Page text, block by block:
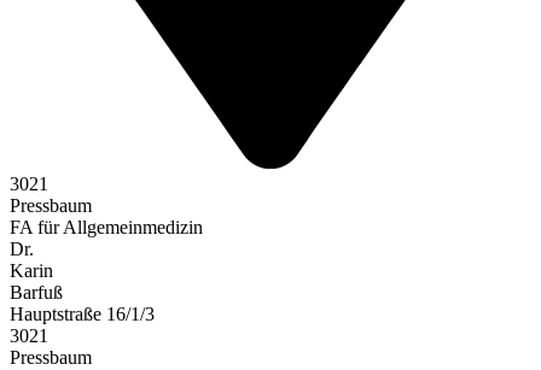
3021
Pressbaum
FA für Allgemeinmedizin
Dr.
Karin
Barfuß
Hauptstraße 16/1/3
3021
Pressbaum